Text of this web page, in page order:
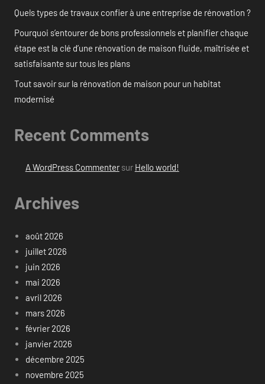
Quels types de travaux confier à une entreprise de rénovation ?
Pourquoi s’entourer de bons professionnels et planifier chaque
étape est la clé d’une rénovation de maison fluide, maîtrisée et
satisfaisante sur tous les plans
Tout savoir sur la rénovation de maison pour un habitat
modernisé
Recent Comments
A WordPress Commentersur Hello world!
Archives
août 2026
juillet 2026
juin 2026
mai 2026
avril 2026
mars 2026
février 2026
janvier 2026
décembre 2025
novembre 2025